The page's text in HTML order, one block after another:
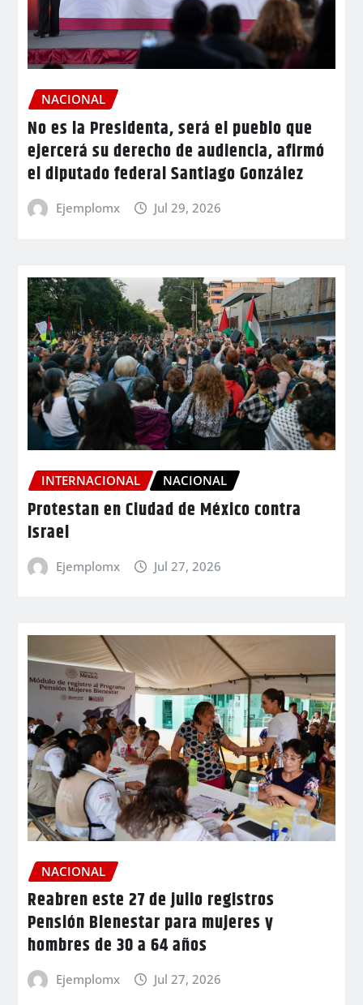
NACIONAL
No es la Presidenta, será el pueblo que
ejercerá su derecho de audiencia, afirmó
el diputado federal Santiago González
Ejemplomx Jul 29, 2026
INTERNACIONAL NACIONAL
Protestan en Ciudad de México contra
Israel
Ejemplomx Jul 27, 2026
NACIONAL
Reabren este 27 de julio registros
Pensión Bienestar para mujeres y
hombres de 30 a 64 años
Ejemplomx Jul 27, 2026